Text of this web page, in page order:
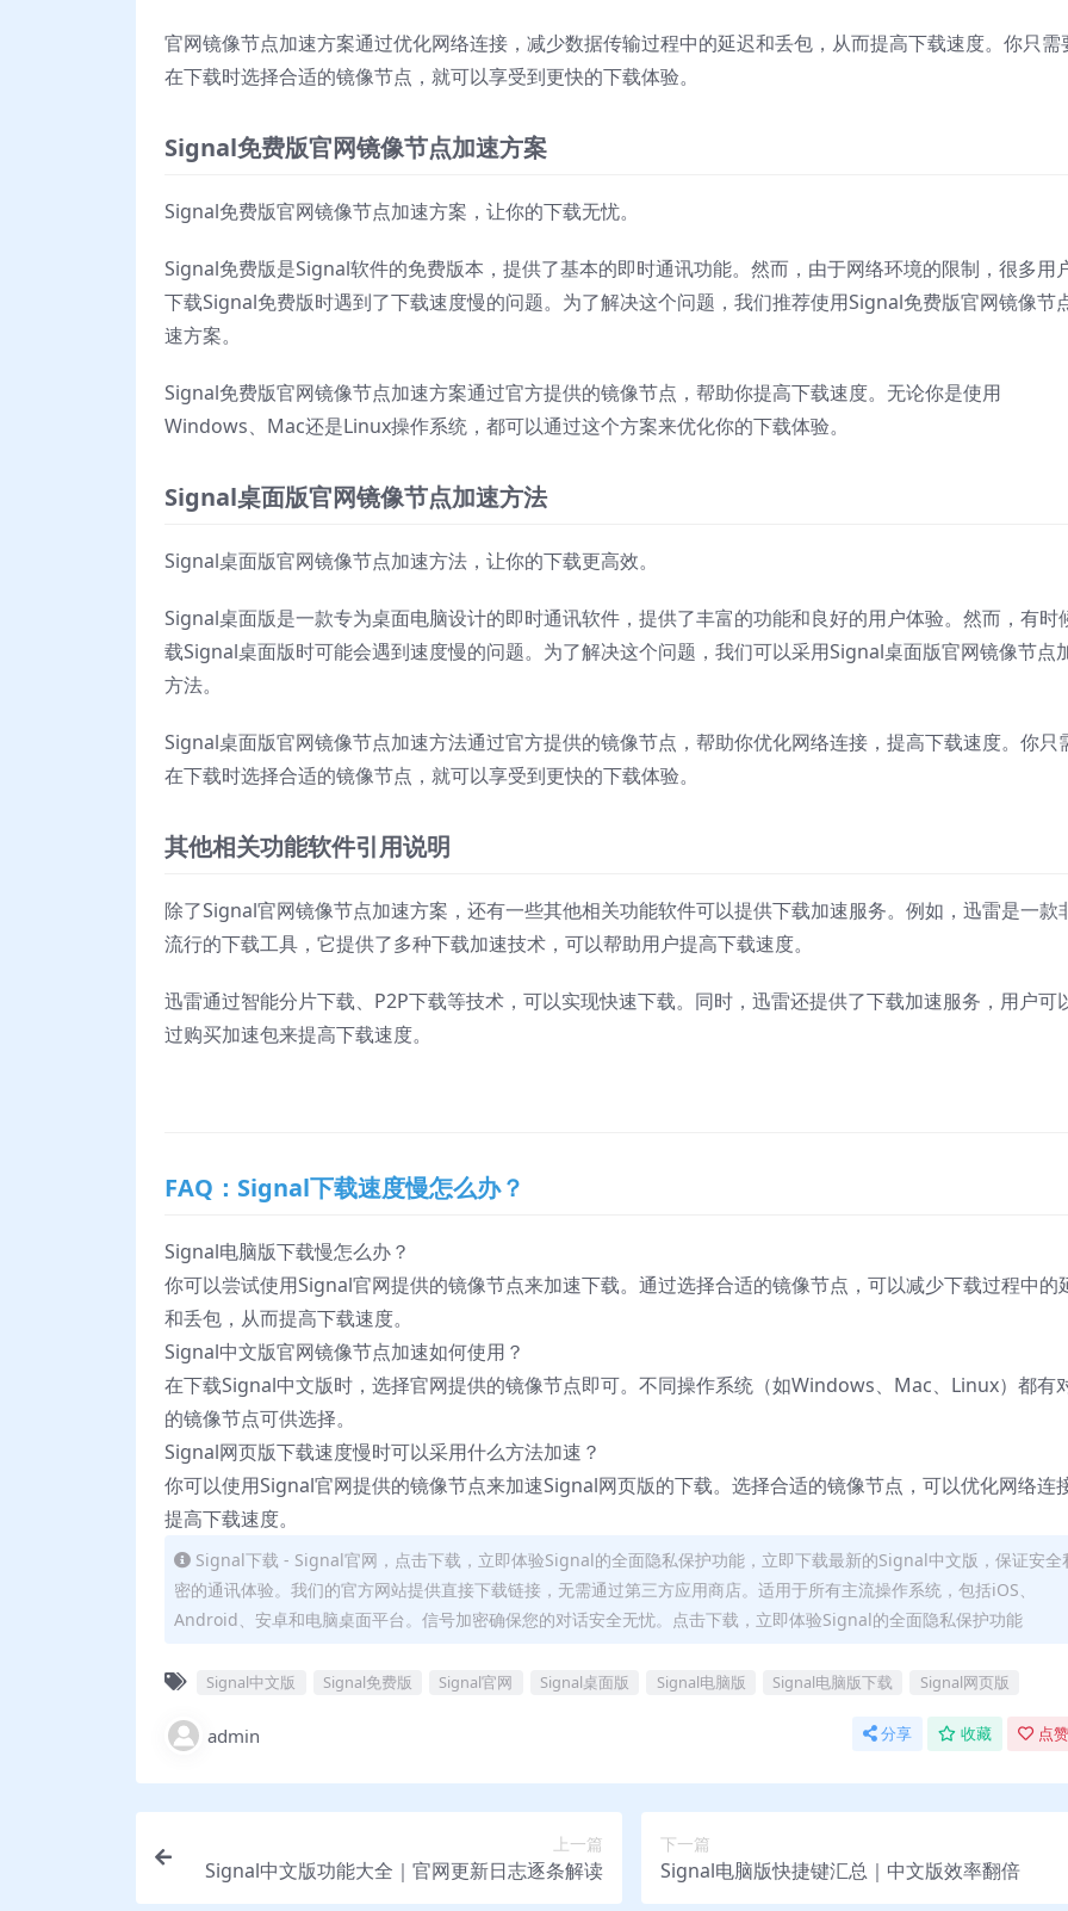
官网镜像节点加速方案通过优化网络连接，减少数据传输过程中的延迟和丢包，从而提高下载速度。你只需
在下载时选择合适的镜像节点，就可以享受到更快的下载体验。
Signal免费版官网镜像节点加速方案
Signal免费版官网镜像节点加速方案，让你的下载无忧。
Signal免费版是Signal软件的免费版本，提供了基本的即时通讯功能。然而，由于网络环境的限制，很多用
下载Signal免费版时遇到了下载速度慢的问题。为了解决这个问题，我们推荐使用Signal免费版官网镜像节
速方案。
Signal免费版官网镜像节点加速方案通过官方提供的镜像节点，帮助你提高下载速度。无论你是使用
Windows、Mac还是Linux操作系统，都可以通过这个方案来优化你的下载体验。
Signal桌面版官网镜像节点加速方法
Signal桌面版官网镜像节点加速方法，让你的下载更高效。
Signal桌面版是一款专为桌面电脑设计的即时通讯软件，提供了丰富的功能和良好的用户体验。然而，有时
载Signal桌面版时可能会遇到速度慢的问题。为了解决这个问题，我们可以采用Signal桌面版官网镜像节点
方法。
Signal桌面版官网镜像节点加速方法通过官方提供的镜像节点，帮助你优化网络连接，提高下载速度。你只
在下载时选择合适的镜像节点，就可以享受到更快的下载体验。
其他相关功能软件引用说明
除了Signal官网镜像节点加速方案，还有一些其他相关功能软件可以提供下载加速服务。例如，迅雷是一款
流行的下载工具，它提供了多种下载加速技术，可以帮助用户提高下载速度。
迅雷通过智能分片下载、P2P下载等技术，可以实现快速下载。同时，迅雷还提供了下载加速服务，用户可
过购买加速包来提高下载速度。
FAQ：Signal下载速度慢怎么办？
Signal电脑版下载慢怎么办？
你可以尝试使用Signal官网提供的镜像节点来加速下载。通过选择合适的镜像节点，可以减少下载过程中的
和丢包，从而提高下载速度。
Signal中文版官网镜像节点加速如何使用？
在下载Signal中文版时，选择官网提供的镜像节点即可。不同操作系统（如Windows、Mac、Linux）都有
的镜像节点可供选择。
Signal网页版下载速度慢时可以采用什么方法加速？
你可以使用Signal官网提供的镜像节点来加速Signal网页版的下载。选择合适的镜像节点，可以优化网络连
提高下载速度。
Signal下载 - Signal官网，点击下载，立即体验Signal的全面隐私保护功能，立即下载最新的Signal中文版，保证安全
密的通讯体验。我们的官方网站提供直接下载链接，无需通过第三方应用商店。适用于所有主流操作系统，包括iOS、
Android、安卓和电脑桌面平台。信号加密确保您的对话安全无忧。点击下载，立即体验Signal的全面隐私保护功能
Signal中文版 Signal免费版 Signal官网 Signal桌面版 Signal电脑版 Signal电脑版下载 Signal网页版
admin 分享 收藏 点
上一篇
Signal中文版功能大全｜官网更新日志逐条解读
下一篇
Signal电脑版快捷键汇总｜中文版效率翻倍